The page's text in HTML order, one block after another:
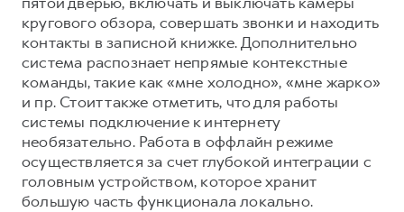
кругового обзора, совершать звонки и находить
контакты в записной книжке. Дополнительно
система распознает непрямые контекстные
команды, такие как «мне холодно», «мне жарко»
и пр. Стоит также отметить, что для работы
системы подключение к интернету
необязательно. Работа в оффлайн режиме
осуществляется за счет глубокой интеграции с
головным устройством, которое хранит
большую часть функционала локально.